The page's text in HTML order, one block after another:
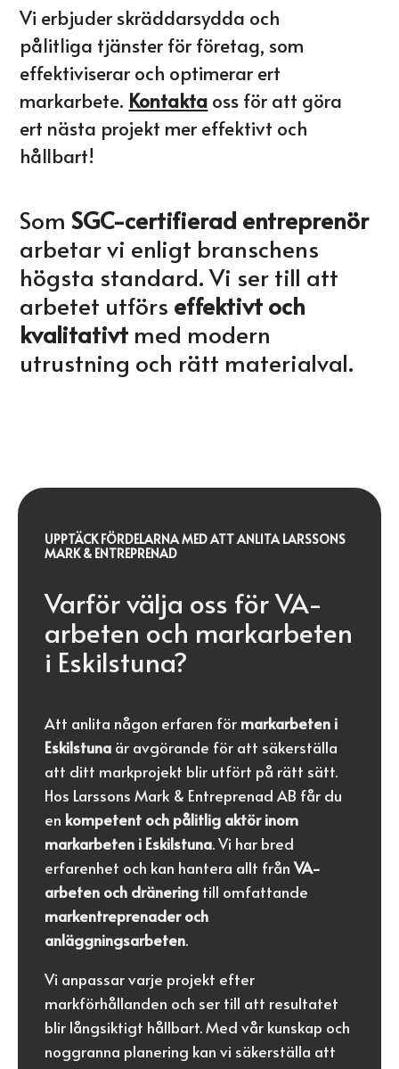
Vi erbjuder skräddarsydda och
pålitliga tjänster för företag, som
effektiviserar och optimerar ert
markarbete. Kontakta oss för att göra
ert nästa projekt mer effektivt och
hållbart!
SomSGC-certifierad entreprenör
arbetar vi enligt branschens
högsta standard. Vi ser till att
arbetet utförs effektivt och
kvalitativt med modern
utrustning och rätt materialval.
UPPTÄCK FÖRDELARNA MED ATT ANLITA LARSSONS
MARK & ENTREPRENAD
Varför välja oss för VA-
arbeten och markarbeten
i Eskilstuna?
Att anlita någon erfaren för markarbeten i
Eskilstuna är avgörande för att säkerställa
att ditt markprojekt blir utfört på rätt sätt.
Hos Larssons Mark & Entreprenad AB får du
en kompetent och pålitlig aktör inom
markarbeten i Eskilstuna. Vi har bred
erfarenhet och kan hantera allt frånVA-
arbeten och dränering till omfattande
markentreprenader och
anläggningsarbeten.
Vi anpassar varje projekt efter
markförhållanden och ser till att resultatet
blir långsiktigt hållbart. Med vår kunskap och
noggranna planering kan vi säkerställa att